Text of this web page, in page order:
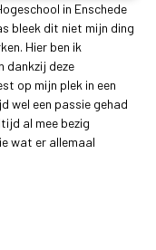
in Enschede
bleek dit niet mijn ding
Hier ben ik
dankzij deze
op mijn plek in een
wel een passie gehad
al mee bezig
wat er allemaal